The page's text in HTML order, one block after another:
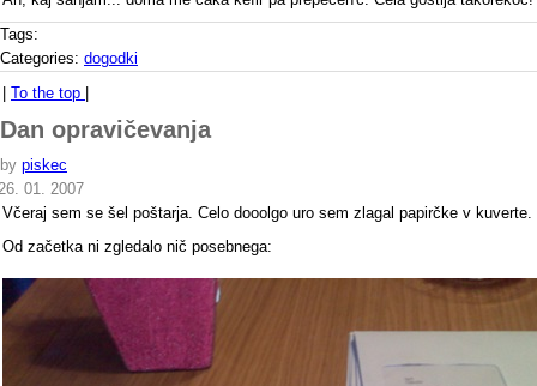
Tags:
Categories: dogodki
| To the top |
Dan opravičevanja
by piskec
01. 2007
Včeraj sem se šel poštarja. Celo dooolgo uro sem zlagal papirčke v kuverte.
Od začetka ni zgledalo nič posebnega: